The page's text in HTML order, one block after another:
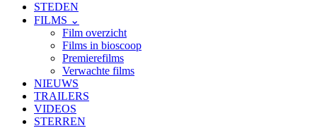
STEDEN
FILMS ⌄
Film overzicht
Films in bioscoop
Premierefilms
Verwachte films
NIEUWS
TRAILERS
VIDEOS
STERREN